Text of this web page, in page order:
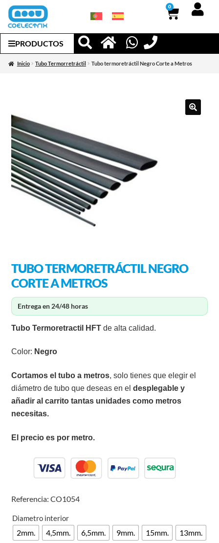
0
PRODUCTOS
Inicio Tubo Termorretráctil Tubo termoretráctil Negro Corte a Metros
TUBO TERMORETRÁCTIL NEGRO
CORTE A METROS
Entrega en 24/48 horas
Tubo Termoretractil HFTde alta calidad.
Color: Negro
Cortamos el tubo a metros, solo tienes que elegir el
diámetro de tubo que deseas en el desplegable y
añadir al carrito tantas unidades como metros
necesitas.
El precio es por metro.
Referencia: CO1054
Diametro interior
2mm. 4,5mm. 6,5mm. 9mm. 15mm.
13mm.